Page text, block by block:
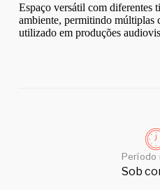
Espaço versátil com diferentes
ambiente, permitindo múltiplas
utilizado em produções
Período
Sob